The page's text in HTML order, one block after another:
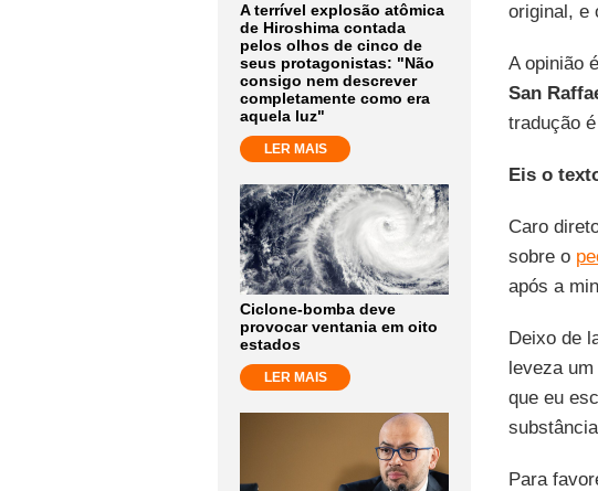
A terrível explosão atômica
de Hiroshima contada
pelos olhos de cinco de
seus protagonistas: "Não
consigo nem descrever
completamente como era
aquela luz"
LER MAIS
Ciclone-bomba deve
provocar ventania em oito
estados
LER MAIS
original, e
A opinião
San
tradução
Eis o
Caro
sobre o
após a
Deixo de
leveza
que eu
Para